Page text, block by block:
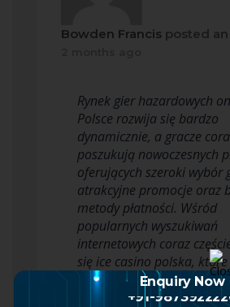
Bowden Francis posted
Rynek gier hazardowych
Polsce rozwija się bardzo
dynamicznie, a gracze
poszukują nowoczesnych
oferujących szeroki wybór
atrakcyjne promocje oraz
metody płatności. Wśród
popularnych wyszukiwań
internetowych coraz
się ice casino polska,
zainteresowanie zarówno
Read more
Enquiry Now
+91-